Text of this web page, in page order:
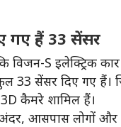
गए हैं 33 सेंसर
विजन-S इलेक्ट्रिक
33 सेंसर दिए गए हैं।
कैमरे शामिल हैं।
आसपास लोगों